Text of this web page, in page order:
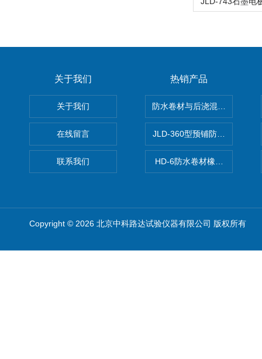
关于我们
关于我们
在线留言
联系我们
热销产品
防水卷材与后浇混凝土剥离强
JLD-360型预铺防水卷材抗冲
HD-6防水卷材橡胶测厚仪
Copyright © 2026 北京中科路达试验仪器有限公司 版权所有